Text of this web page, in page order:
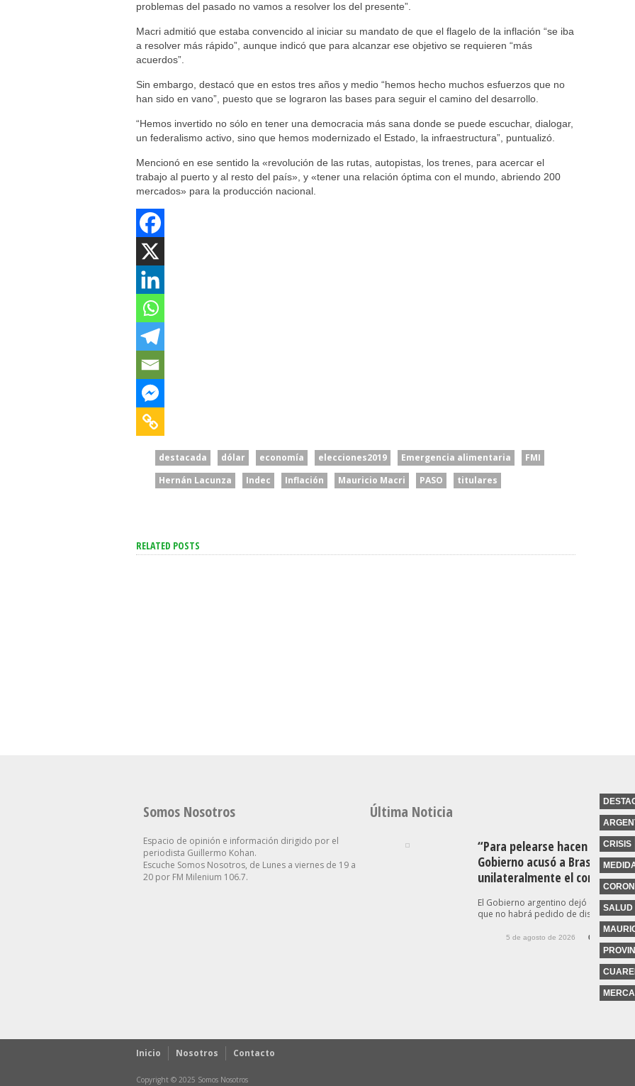
problemas del pasado no vamos a resolver los del presente”.
Macri admitió que estaba convencido al iniciar su mandato de que el flagelo de la inflación “se iba
a resolver más rápido”, aunque indicó que para alcanzar ese objetivo se requieren “más
acuerdos”.
Sin embargo, destacó que en estos tres años y medio “hemos hecho muchos esfuerzos que no
han sido en vano”, puesto que se lograron las bases para seguir el camino del desarrollo.
“Hemos invertido no sólo en tener una democracia más sana donde se puede escuchar, dialogar,
un federalismo activo, sino que hemos modernizado el Estado, la infraestructura”, puntualizó.
Mencionó en ese sentido la «revolución de las rutas, autopistas, los trenes, para acercar el
trabajo al puerto y al resto del país», y «tener una relación óptima con el mundo, abriendo 200
mercados» para la producción nacional.
destacada dólar economía elecciones2019 Emergencia alimentaria
FMI
Hernán Lacunza
Indec Inflación Mauricio Macri PASO titulares
RELATED POSTS
Somos Nosotros
Espacio de opinión e información dirigido por el
periodista Guillermo Kohan.
Escuche Somos Nosotros, de Lunes a viernes de 19 a
20 por FM Milenium 106.7.
Última Noticia
“Para pelearse hacen falta
Gobierno acusó a Brasil de
unilateralmente el conflicto
El Gobierno argentino dejó en claro
que no habrá pedido de disculpas...
5 de agosto de 2026 0
CRISIS
SALUD
Inicio Nosotros Contacto
Copyright © 2025 Somos Nosotros